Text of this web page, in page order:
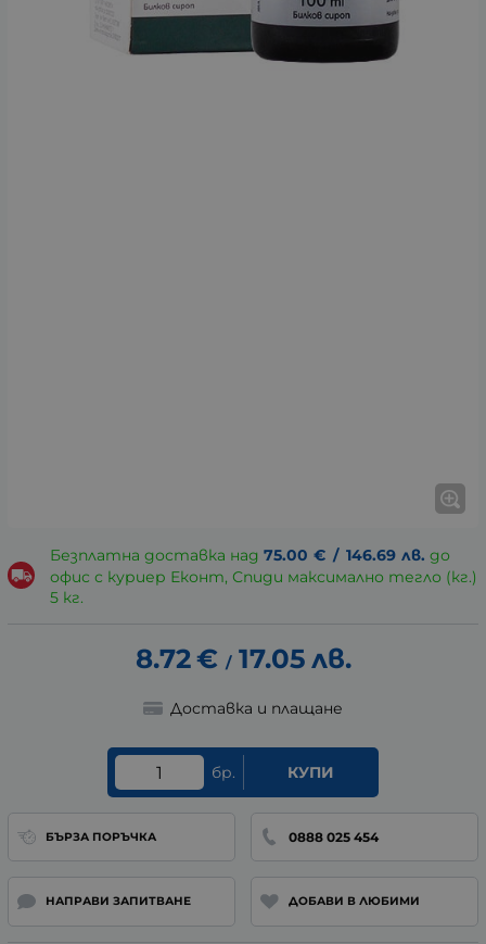
Безплатна доставка над 75.00 € / 146.69 лв. до
офис с куриер Еконт, Спиди максимално тегло (кг.)
5 кг.
8.72€ / 17.05 лв.
Доставка и плащане
бр. КУПИ
БЪРЗА ПОРЪЧКА 0888 025 454
НАПРАВИ ЗАПИТВАНЕ ДОБАВИ В ЛЮБИМИ